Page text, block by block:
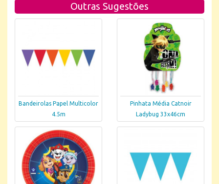
Outras Sugestões
Bandeirolas Papel Multicolor
4.5m
Pinhata Média Catnoir
Ladybug 33x46cm